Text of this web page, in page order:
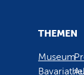
THEMEN
Museum